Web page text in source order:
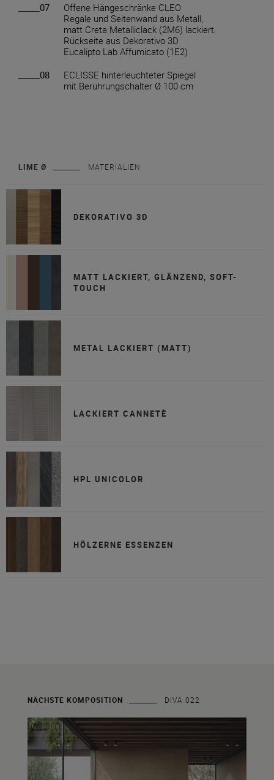
_____07
Offene Hängeschränke CLEO
Regale und Seitenwand aus Metall,
matt Creta Metalliclack (2M6) lackiert.
Rückseite aus Dekorativo 3D
Eucalipto Lab Affumicato (1E2)
_____08
ECLISSE hinterleuchteter Spiegel
mit Berührungschalter Ø 100 cm
LIME Ø MATERIALIEN
DEKORATIVO 3D
MATT LACKIERT, GLÄNZEND, SOFT-
TOUCH
METAL LACKIERT (MATT)
LACKIERT CANNETÈ
HPL UNICOLOR
HÖLZERNE ESSENZEN
NÄCHSTE KOMPOSITION DIVA 022